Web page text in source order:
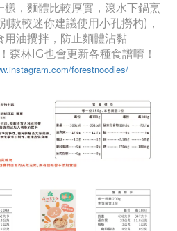
樣，麵體比較厚實，滾水下鍋烹
款較迷你建議使用小孔撈杓)，
用油攪拌，防止麵體沾黏
森林IG也會更新各種食譜唷！
forestnoodles/